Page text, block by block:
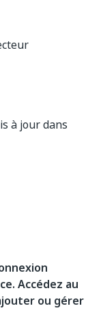
à jour dans
Accédez au
ou gérer